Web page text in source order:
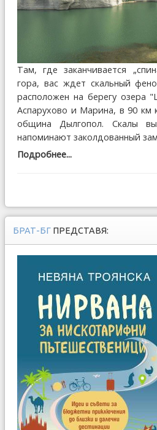
Там, где заканчивается
гора, вас ждет скальный
расположен на берегу озера
Аспарухово и Марина, в 90 км
община Дылгопол. Скалы
напоминают заколдованный
Подробнее...
БРАТ-БГ ПРЕДСТАВЯ: